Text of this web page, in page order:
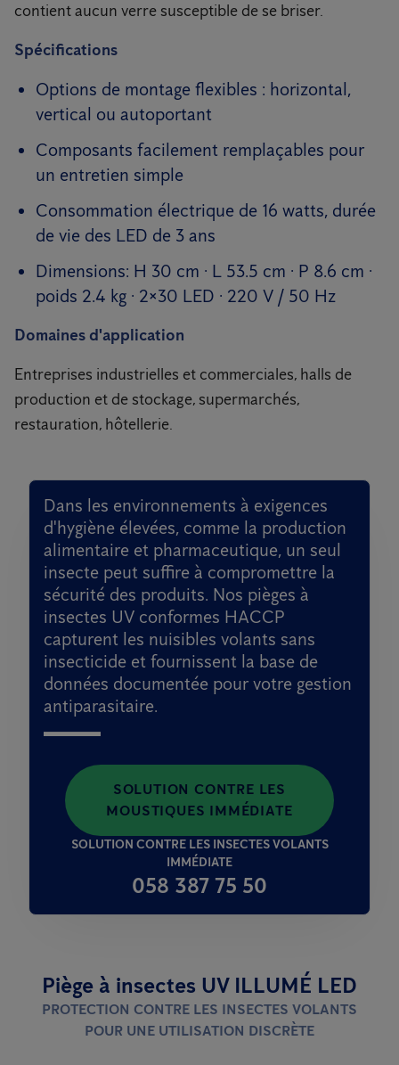
contient aucun verre susceptible de se briser.
Spécifications
Options de montage flexibles : horizontal,
vertical ou autoportant
Composants facilement remplaçables pour
un entretien simple
Consommation électrique de 16 watts, durée
de vie des LED de 3 ans
Dimensions: H 30 cm · L 53.5 cm · P 8.6 cm ·
poids 2.4 kg · 2×30 LED · 220 V / 50 Hz
Domaines d'application
Entreprises industrielles et commerciales, halls de
production et de stockage, supermarchés,
restauration, hôtellerie.
Dans les environnements à exigences
d'hygiène élevées, comme la production
alimentaire et pharmaceutique, un seul
insecte peut suffire à compromettre la
sécurité des produits. Nos pièges à
insectes UV conformes HACCP
capturent les nuisibles volants sans
insecticide et fournissent la base de
données documentée pour votre gestion
antiparasitaire.
SOLUTION CONTRE LES
MOUSTIQUES IMMÉDIATE
SOLUTION CONTRE LES INSECTES VOLANTS
IMMÉDIATE
058 387 75 50
Piège à insectes UV ILLUMÉ LED
PROTECTION CONTRE LES INSECTES VOLANTS
POUR UNE UTILISATION DISCRÈTE